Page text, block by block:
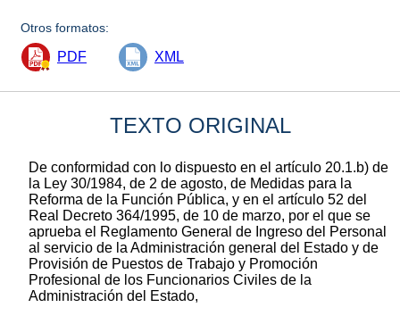
Otros formatos:
PDF XML
TEXTO ORIGINAL
De conformidad con lo dispuesto en el artículo 20.1.b) de
la Ley 30/1984, de 2 de agosto, de Medidas para la
Reforma de la Función Pública, y en el artículo 52 del
Real Decreto 364/1995, de 10 de marzo, por el que se
aprueba el Reglamento General de Ingreso del Personal
al servicio de la Administración general del Estado y de
Provisión de Puestos de Trabajo y Promoción
Profesional de los Funcionarios Civiles de la
Administración del Estado,